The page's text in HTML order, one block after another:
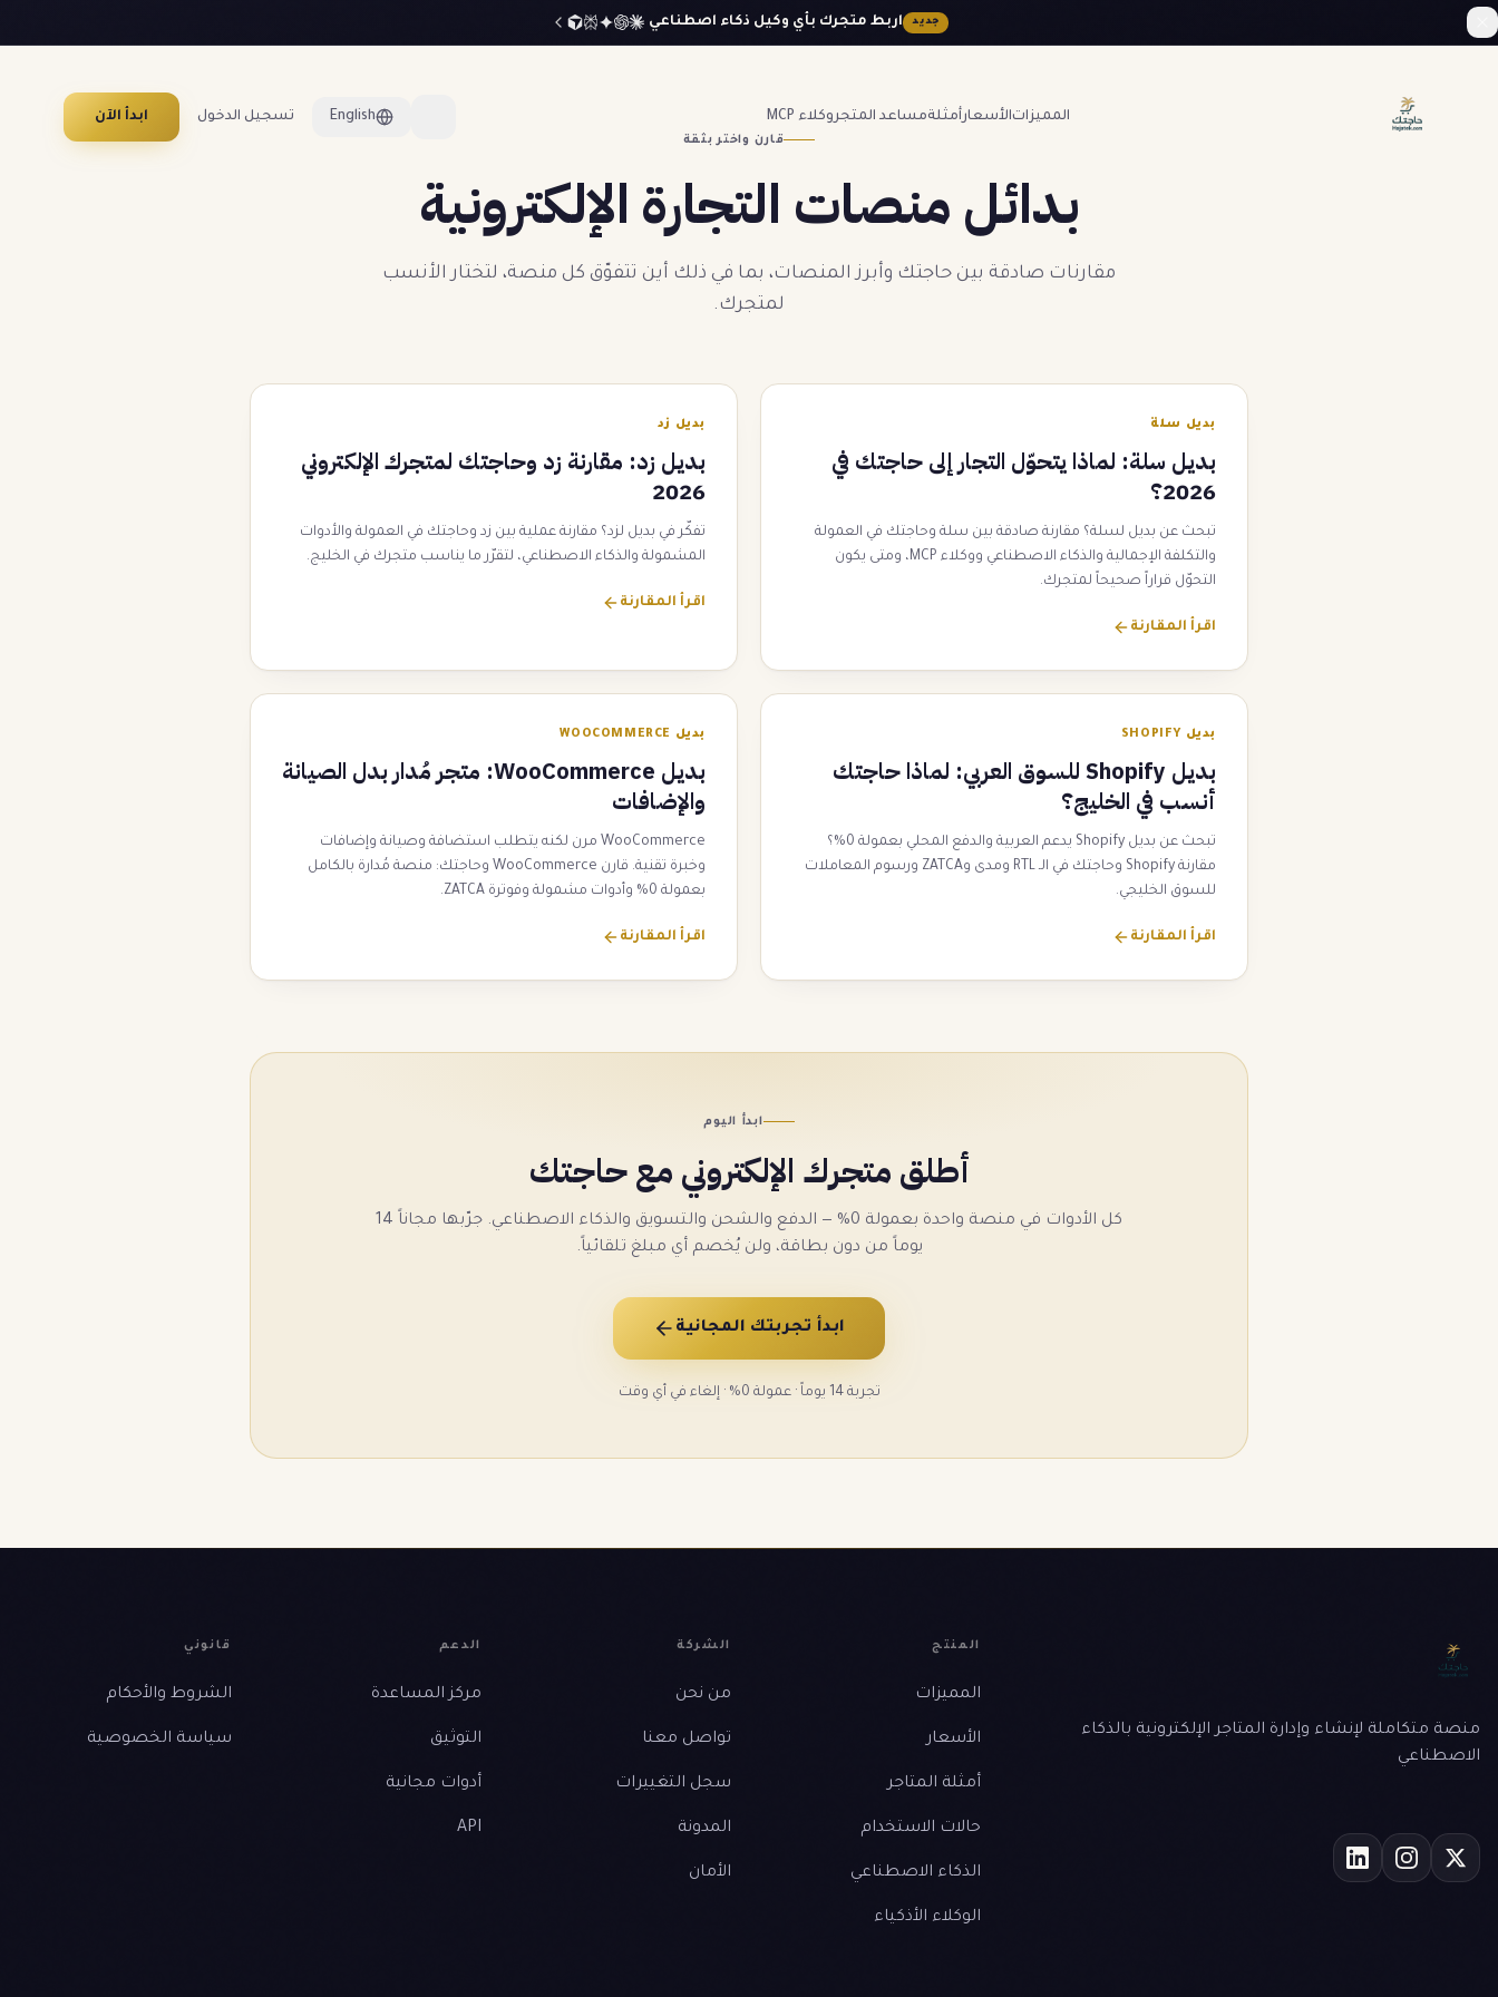
جديد اربط متجرك بأي وكيل ذكاء اصطناعي
المميزاتالأسعارأمثلةمساعد المتجروكلاء MCP English تسجيل الدخول ابدأ الآن
قارن واختر بثقة
بدائل منصات التجارة الإلكترونية
مقارنات صادقة بين حاجتك وأبرز المنصات، بما في ذلك أين تتفوّق كل منصة، لتختار الأنسب
لمتجرك.
بديل سلة
بديل سلة: لماذا يتحوّل التجار إلى حاجتك في
2026؟
تبحث عن بديل لسلة؟ مقارنة صادقة بين سلة وحاجتك في العمولة
والتكلفة الإجمالية والذكاء الاصطناعي ووكلاء MCP، ومتى يكون
التحوّل قراراً صحيحاً لمتجرك.
اقرأ المقارنة
بديل زد
بديل زد: مقارنة زد وحاجتك لمتجرك الإلكتروني
2026
تفكّر في بديل لزد؟ مقارنة عملية بين زد وحاجتك في العمولة والأدوات
المشمولة والذكاء الاصطناعي، لتقرّر ما يناسب متجرك في الخليج.
اقرأ المقارنة
بديل SHOPIFY
بديل Shopify للسوق العربي: لماذا حاجتك
أنسب في الخليج؟
تبحث عن بديل Shopify يدعم العربية والدفع المحلي بعمولة 0%؟
مقارنة Shopify وحاجتك في الـ RTL ومدى وZATCA ورسوم المعاملات
للسوق الخليجي.
اقرأ المقارنة
بديل WOOCOMMERCE
بديل WooCommerce: متجر مُدار بدل الصيانة
والإضافات
WooCommerce مرن لكنه يتطلب استضافة وصيانة وإضافات
وخبرة تقنية. قارن WooCommerce وحاجتك: منصة مُدارة بالكامل
بعمولة 0% وأدوات مشمولة وفوترة ZATCA.
اقرأ المقارنة
ابدأ اليوم
أطلق متجرك الإلكتروني مع حاجتك
كل الأدوات في منصة واحدة بعمولة 0% — الدفع والشحن والتسويق والذكاء الاصطناعي. جرّبها مجاناً 14
يوماً من دون بطاقة، ولن يُخصم أي مبلغ تلقائياً.
ابدأ تجربتك المجانية
تجربة 14 يوماً · عمولة 0% · إلغاء في أي وقت
منصة متكاملة لإنشاء وإدارة المتاجر الإلكترونية بالذكاء
الاصطناعي
المنتج
المميزات
الأسعار
أمثلة المتاجر
حالات الاستخدام
الذكاء الاصطناعي
الوكلاء الأذكياء
الشركة
من نحن
تواصل معنا
سجل التغييرات
المدونة
الأمان
الدعم
مركز المساعدة
التوثيق
أدوات مجانية
API
قانوني
الشروط والأحكام
سياسة الخصوصية